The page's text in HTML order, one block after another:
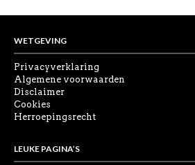
WETGEVING
Privacyverklaring
Algemene voorwaarden
Disclaimer
Cookies
Herroepingsrecht
LEUKE PAGINA’S